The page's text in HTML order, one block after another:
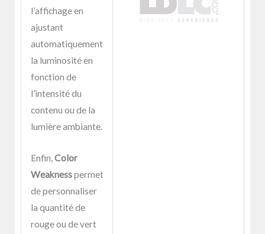
l’affichage en
ajustant
automatiquement
la luminosité en
fonction de
l’intensité du
contenu ou de la
lumière ambiante.
Enfin, Color
Weaknesspermet
de personnaliser
la quantité de
rouge ou de vert